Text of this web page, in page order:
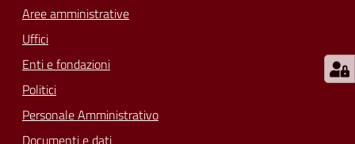
Aree amministrative
Uffici
Enti e fondazioni
Politici
Personale Amministrativo
Documenti e dati